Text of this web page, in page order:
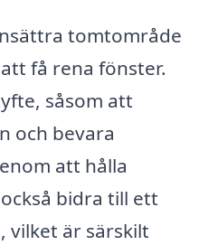
tomtområde
få rena fönster.
såsom att
och bevara
att hålla
bidra till ett
vilket är särskilt